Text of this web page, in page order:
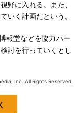
野に入れる。また、
いく計画だという。
報堂などを協力パー
討を行っていくとし
Inc. All Rights Reserved.